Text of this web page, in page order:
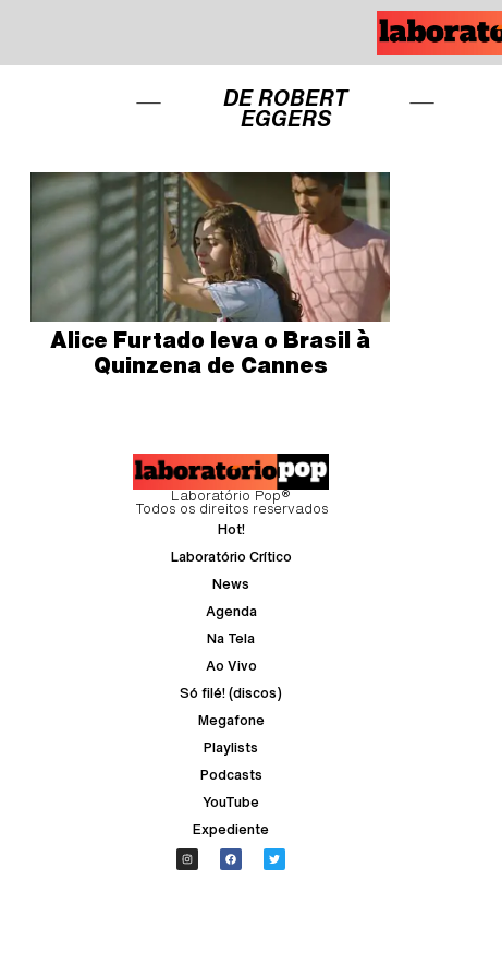
DE ROBERT
EGGERS
Alice Furtado leva o Brasil à
Quinzena de Cannes
Laboratório Pop®
Todos os direitos reservados
Hot!
Laboratório Crítico
News
Agenda
Na Tela
Ao Vivo
Só filé! (discos)
Megafone
Playlists
Podcasts
YouTube
Expediente